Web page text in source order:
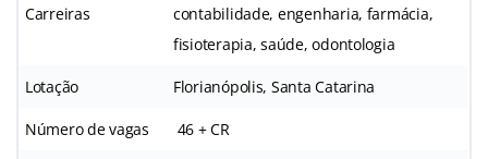
Carreiras
contabilidade, engenharia, farmácia,
fisioterapia, saúde, odontologia
Lotação Florianópolis, Santa Catarina
Número de vagas 46 + CR